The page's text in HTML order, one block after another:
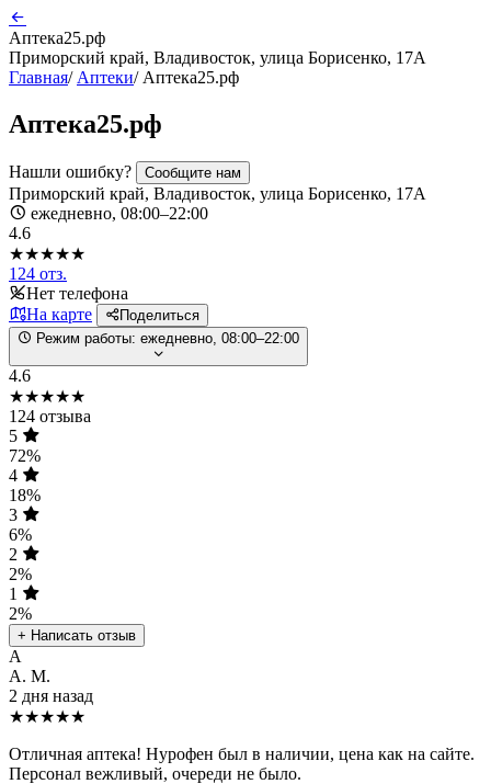
Аптека25.рф
Приморский край, Владивосток, улица Борисенко, 17А
Главная/ Аптеки/ Аптека25.рф
Аптека25.рф
Нашли ошибку? Сообщите нам
Приморский край, Владивосток, улица Борисенко, 17А
ежедневно, 08:00–22:00
4.6
★★★★★
124 отз.
Нет телефона
На карте
Поделиться
Режим работы: ежедневно, 08:00–22:00
4.6
★★★★★
124 отзыва
5
72%
4
18%
3
6%
2
2%
1
2%
+ Написать отзыв
А
А. М.
2 дня назад
★★★★★
Отличная аптека! Нурофен был в наличии, цена как на сайте.
Персонал вежливый, очереди не было.